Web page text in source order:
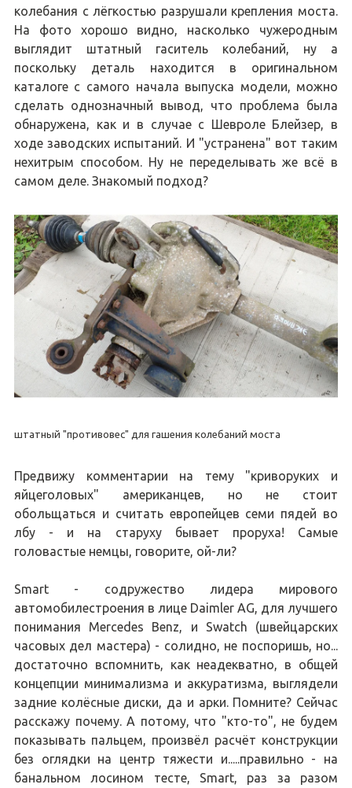
колебания с лёгкостью разрушали крепления моста.
На фото хорошо видно, насколько чужеродным
выглядит штатный гаситель колебаний, ну а
поскольку деталь находится в оригинальном
каталоге с самого начала выпуска модели, можно
сделать однозначный вывод, что проблема была
обнаружена, как и в случае с Шевроле Блейзер, в
ходе заводских испытаний. И "устранена" вот таким
нехитрым способом. Ну не переделывать же всё в
самом деле. Знакомый подход?
штатный "противовес" для гашения колебаний моста
Предвижу комментарии на тему "криворуких и
яйцеголовых" американцев, но не стоит
обольщаться и считать европейцев семи пядей во
лбу - и на старуху бывает проруха! Самые
головастые немцы, говорите, ой-ли?
Smart - содружество лидера мирового
автомобилестроения в лице Daimler AG, для лучшего
понимания Mercedes Benz, и Swatch (швейцарских
часовых дел мастера) - солидно, не поспоришь, но...
достаточно вспомнить, как неадекватно, в общей
концепции минимализма и аккуратизма, выглядели
задние колёсные диски, да и арки. Помните? Сейчас
расскажу почему. А потому, что "кто-то", не будем
показывать пальцем, произвёл расчёт конструкции
без оглядки на центр тяжести и.....правильно - на
банальном лосином тесте, Smart, раз за разом